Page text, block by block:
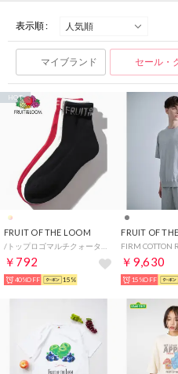
表示順 :
マイブランド セール・
FRUIT OF THE LOOM
￥792
HOT
40%OFF 15%
FRUIT OF
￥9,630
15%OFF